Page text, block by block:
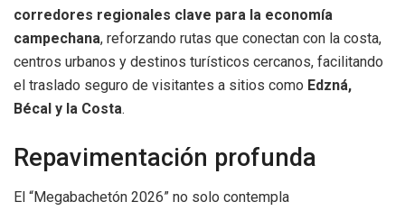
corredores regionales clave para la economía
campechana, reforzando rutas que conectan con la costa,
centros urbanos y destinos turísticos cercanos, facilitando
el traslado seguro de visitantes a sitios como Edzná,
Bécal y la Costa.
Repavimentación profunda
El “Megabachetón 2026” no solo contempla